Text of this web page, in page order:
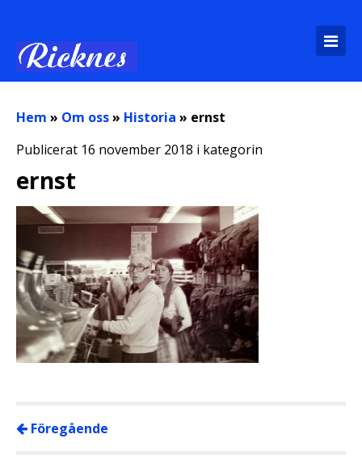
Hem » Om oss» Historia » ernst
Publicerat 16 november 2018 i kategorin
ernst
Föregående